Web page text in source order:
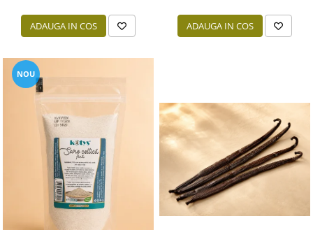
ADAUGA IN COS ADAUGA IN COS
NOU